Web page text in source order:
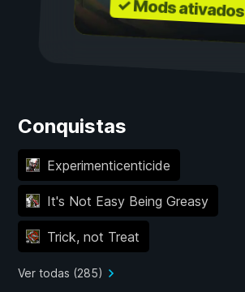
✓ Mods ativados
Conquistas
Experimenticenticide
It's Not Easy Being Greasy
Trick, not Treat
Ver todas (285)